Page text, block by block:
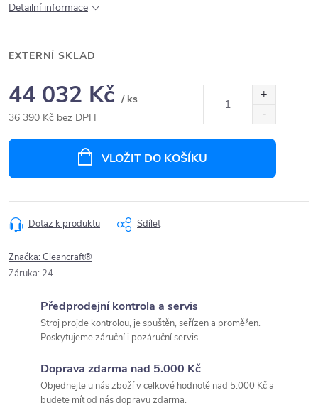
Detailní informace
EXTERNÍ SKLAD
44 032 Kč / ks
36 390 Kč bez DPH
VLOŽIT DO KOŠÍKU
Dotaz k produktu Sdílet
Značka:Cleancraft®
Záruka: 24
Předprodejní kontrola a servis
Stroj projde kontrolou, je spuštěn, seřízen a proměřen.
Poskytujeme záruční i pozáruční servis.
Doprava zdarma nad 5.000 Kč
Objednejte u nás zboží v celkové hodnotě nad 5.000 Kč a
budete mít od nás dopravu zdarma.